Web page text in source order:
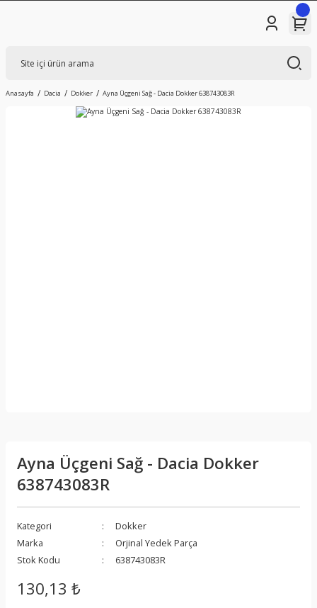
Anasayfa Dacia Dokker Ayna Üçgeni Sağ - Dacia Dokker 638743083R
Ayna Üçgeni Sağ - Dacia Dokker
638743083R
Kategori
Dokker
Marka
Orjinal Yedek Parça
Stok Kodu
638743083R
130,13 ₺